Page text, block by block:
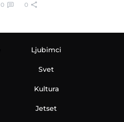
0 0
Ljubimci
Svet
Kultura
Jetset